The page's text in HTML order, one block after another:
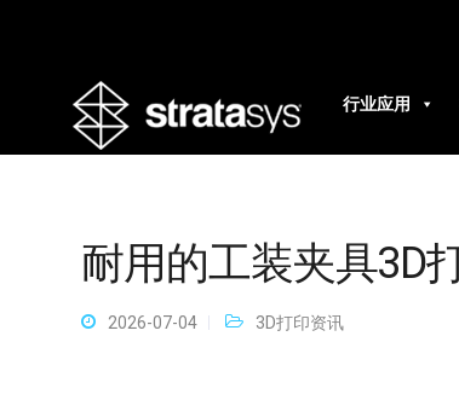
行业应用
耐用的工装夹具3D
2026-07-04 3D打印资讯